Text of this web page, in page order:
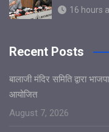
16 hours
Recent Posts
बालाजी मंदिर समिति द्वारा
आयोजित
August 7, 2026